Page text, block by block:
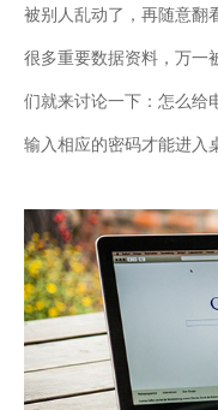
被别人乱动了，再随意翻
很多重要数据资料，万一
们就来讨论一下：怎么给
输入相应的密码才能进入